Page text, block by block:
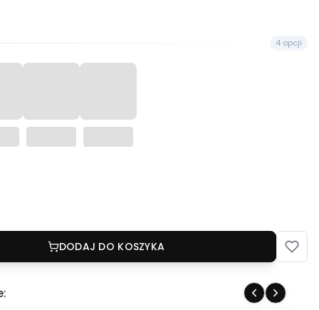
4 opcji
DODAJ DO KOSZYKA